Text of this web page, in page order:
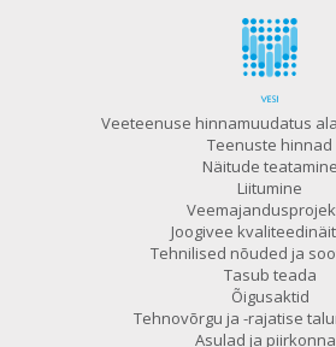
Veeteenuse hinnamuudatus
Teenuste hinnad
Näitude teatamine
Liitumine
Joogivee
Tehnilised nõuded ja
Tasub teada
Õigusaktid
Tehnovõrgu ja -rajatise
Asulad ja